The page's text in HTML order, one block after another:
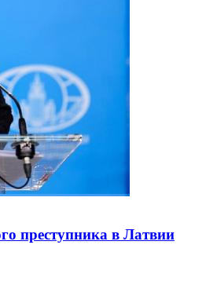
преступника в Латвии